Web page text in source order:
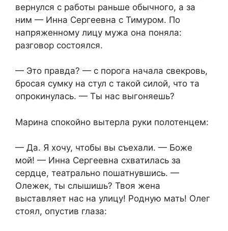
вернулся с работы раньше обычного, а за
ним — Инна Сергеевна с Тимуром. По
напряженному лицу мужа она поняла:
разговор состоялся.
— Это правда? — с порога начала свекровь,
бросая сумку на стул с такой силой, что та
опрокинулась. — Ты нас выгоняешь?
Марина спокойно вытерла руки полотенцем:
— Да. Я хочу, чтобы вы съехали. — Боже
мой! — Инна Сергеевна схватилась за
сердце, театрально пошатнувшись. —
Олежек, ты слышишь? Твоя жена
выставляет нас на улицу! Родную мать! Олег
стоял, опустив глаза: